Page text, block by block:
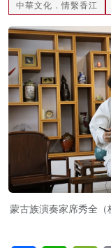
中華文化．情繫香江
蒙古族演奏家席秀全